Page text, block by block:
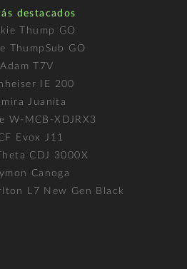
destacados
Thump GO
ThumpSub GO
Adam T7V
IE 200
Juanita
W-MCB-XDJRX3
Evox J11
CDJ 3000X
Canoga
L7 New Gen Black